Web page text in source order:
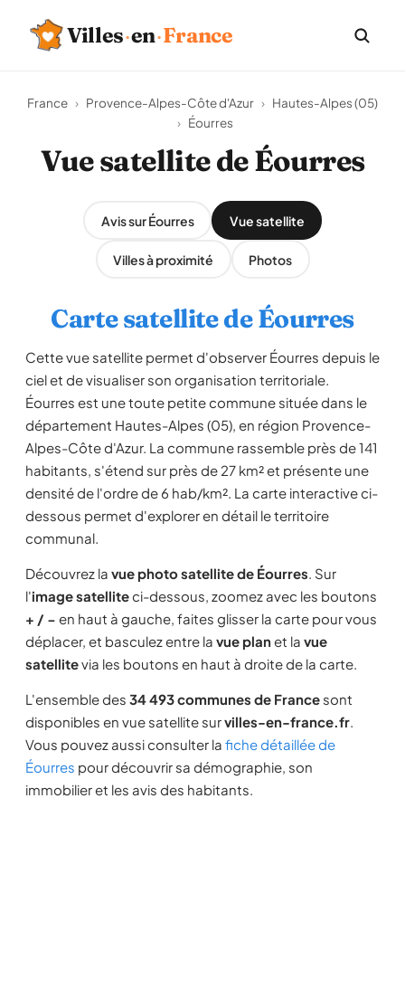
Villes·en·France
France › Provence-Alpes-Côte d'Azur › Hautes-Alpes (05)
› Éourres
Vue satellite de Éourres
Avis sur Éourres Vue satellite
Villes à proximité Photos
Carte satellite de Éourres
Cette vue satellite permet d'observer Éourres depuis le
ciel et de visualiser son organisation territoriale.
Éourres est une toute petite commune située dans le
département Hautes-Alpes (05), en région Provence-
Alpes-Côte d'Azur. La commune rassemble près de 141
habitants, s'étend sur près de 27 km² et présente une
densité de l'ordre de 6 hab/km². La carte interactive ci-
dessous permet d'explorer en détail le territoire
communal.
Découvrez la vue photo satellite de Éourres. Sur
l'image satelliteci-dessous, zoomez avec les boutons
+ / − en haut à gauche, faites glisser la carte pour vous
déplacer, et basculez entre la vue planet la vue
satellitevia les boutons en haut à droite de la carte.
L'ensemble des 34 493 communes de France sont
disponibles en vue satellite survilles-en-france.fr.
Vous pouvez aussi consulter la fiche détaillée de
Éourres pour découvrir sa démographie, son
immobilier et les avis des habitants.